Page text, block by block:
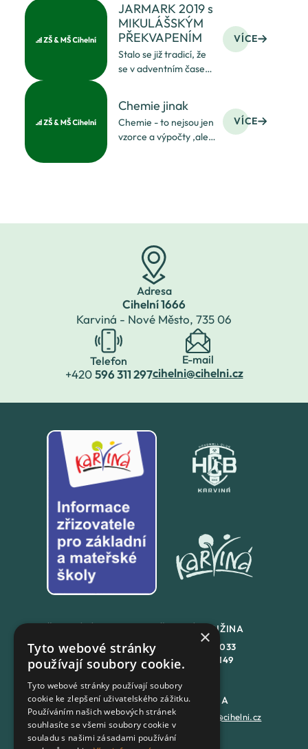
pohádky......Některé
holky a kluci takové
štěstí nemají a mohlo
by se stát, že žádný
dárek k Vánocům
JARMARK 2019 s
MIKULÁŠSKÝM
PŘEKVAPENÍM
Stalo se již tradicí, že
se v adventním čase
bývalí zaměstnanci,
bývalí žáci, učitelé
a přátelé školy. Náš
VÍCE
Chemie jinak
Chemie - to nejsou jen
vzorce a výpočty ,ale
Osmáci a O. Jánská
VÍCE
Adresa
Cihelní 1666
Karviná - Nové Město, 735 06
Telefon
+420596 311 297
E-mail
cihelni@cihelni.cz
+420558 846 032
+420702 167 150
ŠKOLNÍ DRUŽINA
558 846 033
+420
702 167 149
DATOVÁ SCHRÁNKA
7batxeb
PODATELNA
epodatelna@cihelni.cz
×
Tyto webové stránky
používají soubory cookie.
Tyto webové stránky používají soubory
cookie ke zlepšení uživatelského zážitku.
Používáním našich webových stránek
souhlasíte se všemi soubory cookie v
souladu s našimi zásadami používání